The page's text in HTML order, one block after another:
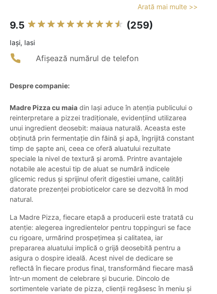
Arată mai multe >>
9.5 (259)
Iaşi, Iasi
Afișează numărul de telefon
Despre companie:
Madre Pizza cu maia din Iași aduce în atenția publicului o
reinterpretare a pizzei tradiționale, evidențiind utilizarea
unui ingredient deosebit: maiaua naturală. Aceasta este
obținută prin fermentație din făină și apă, îngrijită constant
timp de șapte ani, ceea ce oferă aluatului rezultate
speciale la nivel de textură și aromă. Printre avantajele
notabile ale acestui tip de aluat se numără indicele
glicemic redus și sprijinul oferit digestiei umane, calități
datorate prezenței probioticelor care se dezvoltă în mod
natural.
La Madre Pizza, fiecare etapă a producerii este tratată cu
atenție: alegerea ingredientelor pentru toppinguri se face
cu rigoare, urmărind prospețimea și calitatea, iar
prepararea aluatului implică o grijă deosebită pentru a
asigura o dospire ideală. Acest nivel de dedicare se
reflectă în fiecare produs final, transformând fiecare masă
într-un moment de celebrare și bucurie. Dincolo de
sortimentele variate de pizza, clienții regăsesc în meniu și